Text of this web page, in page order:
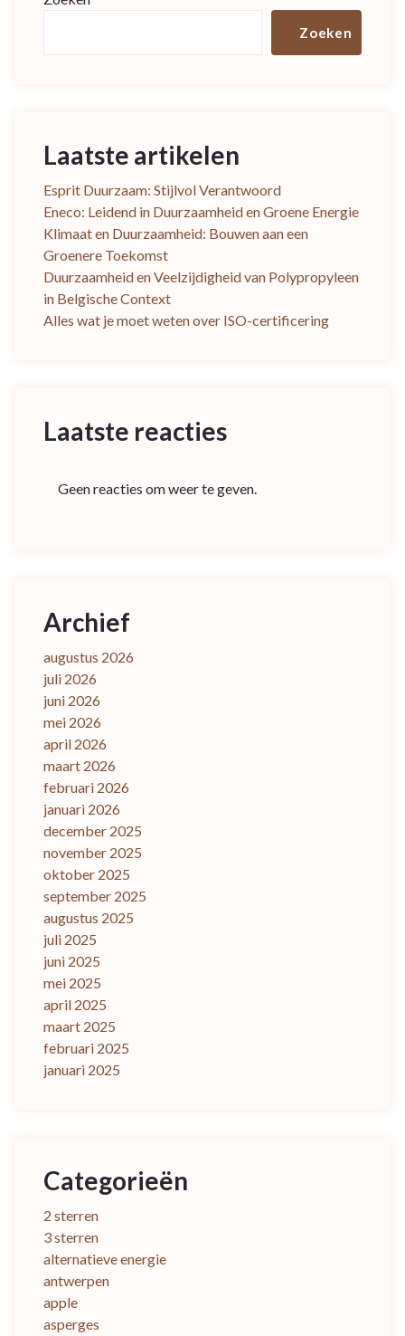
Zoeken
Laatste artikelen
Esprit Duurzaam: Stijlvol Verantwoord
Eneco: Leidend in Duurzaamheid en Groene Energie
Klimaat en Duurzaamheid: Bouwen aan een
Groenere Toekomst
Duurzaamheid en Veelzijdigheid van Polypropyleen
in Belgische Context
Alles wat je moet weten over ISO-certificering
Laatste reacties
Geen reacties om weer te geven.
Archief
augustus 2026
juli 2026
juni 2026
mei 2026
april 2026
maart 2026
februari 2026
januari 2026
december 2025
november 2025
oktober 2025
september 2025
augustus 2025
juli 2025
juni 2025
mei 2025
april 2025
maart 2025
februari 2025
januari 2025
Categorieën
2 sterren
3 sterren
alternatieve energie
antwerpen
apple
asperges